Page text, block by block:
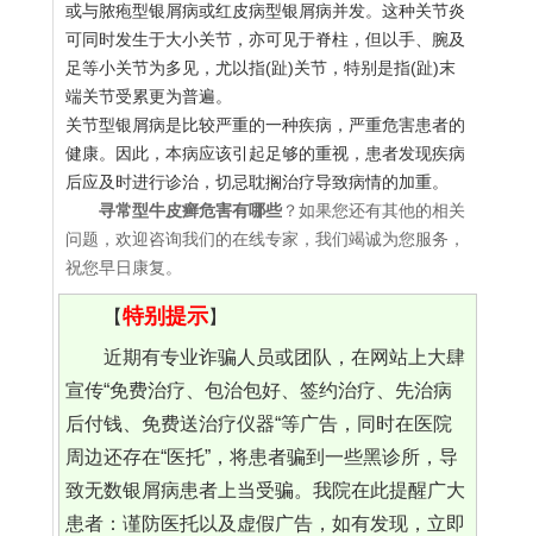
或与脓疱型银屑病或红皮病型银屑病并发。这种关节炎
可同时发生于大小关节，亦可见于脊柱，但以手、腕及
足等小关节为多见，尤以指(趾)关节，特别是指(趾)末
端关节受累更为普遍。
关节型银屑病是比较严重的一种疾病，严重危害患者的
健康。因此，本病应该引起足够的重视，患者发现疾病
后应及时进行诊治，切忌耽搁治疗导致病情的加重。
寻常型牛皮癣危害有哪些 ？如果您还有其他的相关
问题，欢迎咨询我们的在线专家，我们竭诚为您服务，
祝您早日康复。
【特别提示】
近期有专业诈骗人员或团队，在网站上大肆
宣传“免费治疗、包治包好、签约治疗、先治病
后付钱、免费送治疗仪器“等广告，同时在医院
周边还存在“医托”，将患者骗到一些黑诊所，导
致无数银屑病患者上当受骗。我院在此提醒广大
患者：谨防医托以及虚假广告，如有发现，立即